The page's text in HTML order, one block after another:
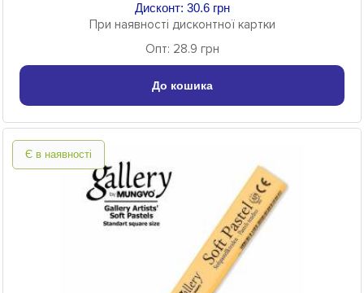
Дисконт: 30.6 грн
При наявності дисконтної картки
Опт: 28.9 грн
До кошика
Є в наявності